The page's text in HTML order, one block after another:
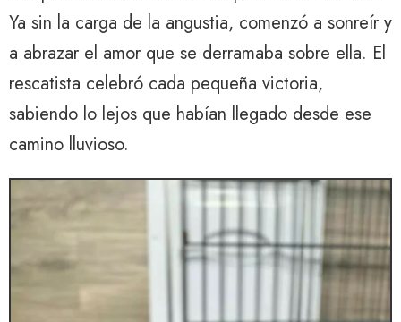
Ya sin la carga de la angustia, comenzó a sonreír y
a abrazar el amor que se derramaba sobre ella. El
rescatista celebró cada pequeña victoria,
sabiendo lo lejos que habían llegado desde ese
camino lluvioso.